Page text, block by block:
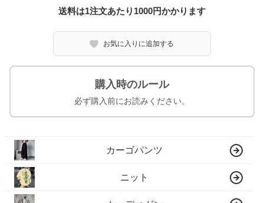
送料は1注文あたり 1000円かかります
お気に入りに追加する
購入時のルール
必ず購入前にお読みください。
カーゴパンツ
ニット